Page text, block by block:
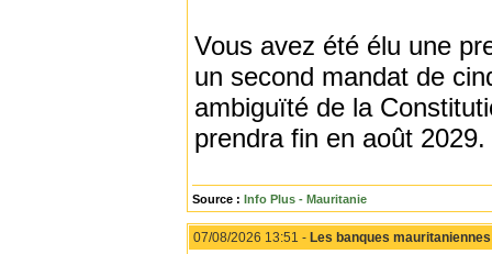
Vous avez été élu une
un second mandat de
ambiguïté de la
prendra fin en août 2029.
Source : Info Plus - Mauritanie
07/08/2026 13:51 - Les banques